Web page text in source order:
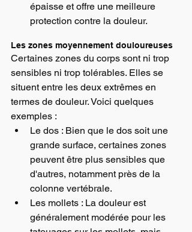
épaisse et offre une meilleure
protection contre la douleur.
Les zones moyennement douloureuses
Certaines zones du corps sont ni trop
sensibles ni trop tolérables. Elles se
situent entre les deux extrêmes en
termes de douleur. Voici quelques
exemples :
Le dos : Bien que le dos soit une
grande surface, certaines zones
peuvent être plus sensibles que
d'autres, notamment près de la
colonne vertébrale.
Les mollets : La douleur est
généralement modérée pour les